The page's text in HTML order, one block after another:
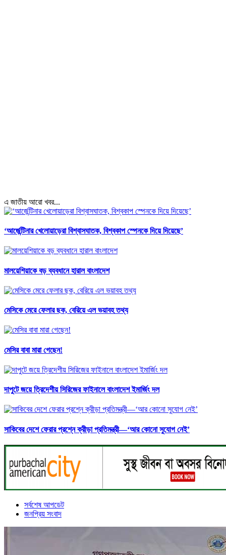
এ জাতীয় আরো খবর...
‘আর্জেন্টিনার খেলোয়াড়েরা বিশ্বাসঘাতক, বিশ্বকাপ স্পেনকে দিয়ে দিয়েছে’
মালয়েশিয়াকে বড় ব্যবধানে হারাল বাংলাদেশ
মেসিকে মেরে ফেলার ছক, বেরিয়ে এল ভয়াবহ তথ্য
মেসির বাবা মারা গেছেন!
দাপুটে জয়ে ত্রিদেশীয় সিরিজের ফাইনালে বাংলাদেশ ইমার্জিং দল
সাকিবের দেশে ফেরার প্রশ্নে ক্রীড়া প্রতিমন্ত্রী—‘আর কোনো সুযোগ নেই’
সর্বশেষ আপডেট
জনপ্রিয় সংবাদ